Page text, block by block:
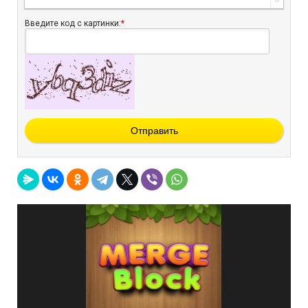
Введите код с картинки:*
Отправить